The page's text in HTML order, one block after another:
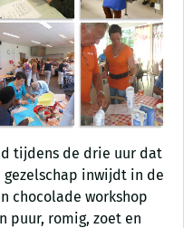
tijdens de drie uur dat
gezelschap inwijdt in de
chocolade workshop
puur, romig, zoet en